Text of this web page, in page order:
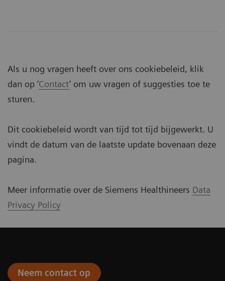
Als u nog vragen heeft over ons cookiebeleid, klik
dan op ‘Contact’ om uw vragen of suggesties toe te
sturen.
Dit cookiebeleid wordt van tijd tot tijd bijgewerkt. U
vindt de datum van de laatste update bovenaan deze
pagina.
Meer informatie over de Siemens Healthineers Data
Privacy Policy
Neem contact op